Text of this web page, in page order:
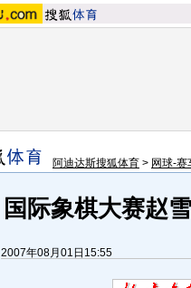
阿迪达斯搜狐体育 > 网球-
国际象棋大赛赵
2007年08月01日15:55